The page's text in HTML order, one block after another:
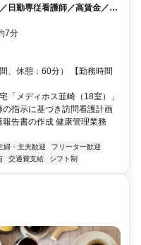
日勤専従看護師／高賃金／週
7分
、休憩：60分） 【勤務時間
「メディホス韮崎（18室）」
指示に基づき訪問看護計画
告書の作成 健康管理業務
婦・主夫歓迎
フリーター歓迎
交通費支給 シフト制